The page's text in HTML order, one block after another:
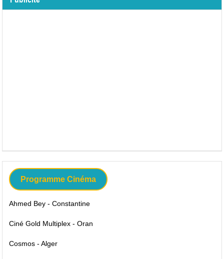
Programme Cinéma
Ahmed Bey - Constantine
Ciné Gold Multiplex - Oran
Cosmos - Alger